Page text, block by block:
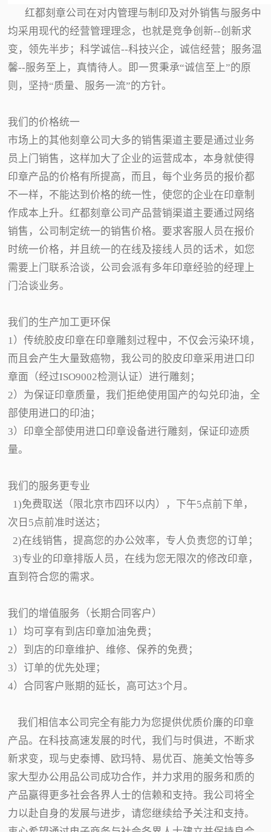
红都刻章公司在对内管理与制印及对外销售与服务中
均采用现代的经营管理理念，也就是竞争创新--创新求
变，领先半步；科学诚信--科技兴企，诚信经营；服务温
馨--服务至上，真情待人。即一贯秉承“诚信至上”的原
则，坚持“质量、服务一流”的方针。
我们的价格统一
市场上的其他刻章公司大多的销售渠道主要是通过业务
员上门销售，这样加大了企业的运营成本，本身就使得
印章产品的价格有所提高，而且，每个业务员的报价都
不一样，不能达到价格的统一性，使您的企业在印章制
作成本上升。红都刻章公司产品营销渠道主要通过网络
销售，公司制定统一的销售价格。要求客服人员在报价
时统一价格，并且统一的在线及接线人员的话术，如您
需要上门联系洽谈，公司会派有多年印章经验的经理上
门洽谈业务。
我们的生产加工更环保
1）传统胶皮印章在印章雕刻过程中，不仅会污染环境，
而且会产生大量致癌物，我公司的胶皮印章采用进口印
章面（经过ISO9002检测认证）进行雕刻；
2）为保证印章质量，我们拒绝使用国产的勾兑印油，全
部使用进口的印油；
3）印章全部使用进口印章设备进行雕刻，保证印迹质
量。
我们的服务更专业
1)免费取送（限北京市四环以内），下午5点前下单，
次日5点前准时送达；
2)在线销售，提高您的办公效率，专人负责您的订单；
3)专业的印章排版人员，在线为您无限次的修改印章，
直到符合您的需求。
我们的增值服务（长期合同客户）
1）均可享有到店印章加油免费；
2）到店的印章维护、维修、保养的免费；
3）订单的优先处理；
4）合同客户账期的延长，高可达3个月。
我们相信本公司完全有能力为您提供优质价廉的印章
产品。在科技高速发展的时代，我们与时俱进，不断求
新求变，现与史泰博、欧玛特、易优百、施美文怡等多
家大型办公用品公司成功合作，并力求用的服务和质的
产品赢得更多社会各界人士的信赖和支持。我公司将全
力以赴自身的发展与进步，请您继续给予关注和支持。